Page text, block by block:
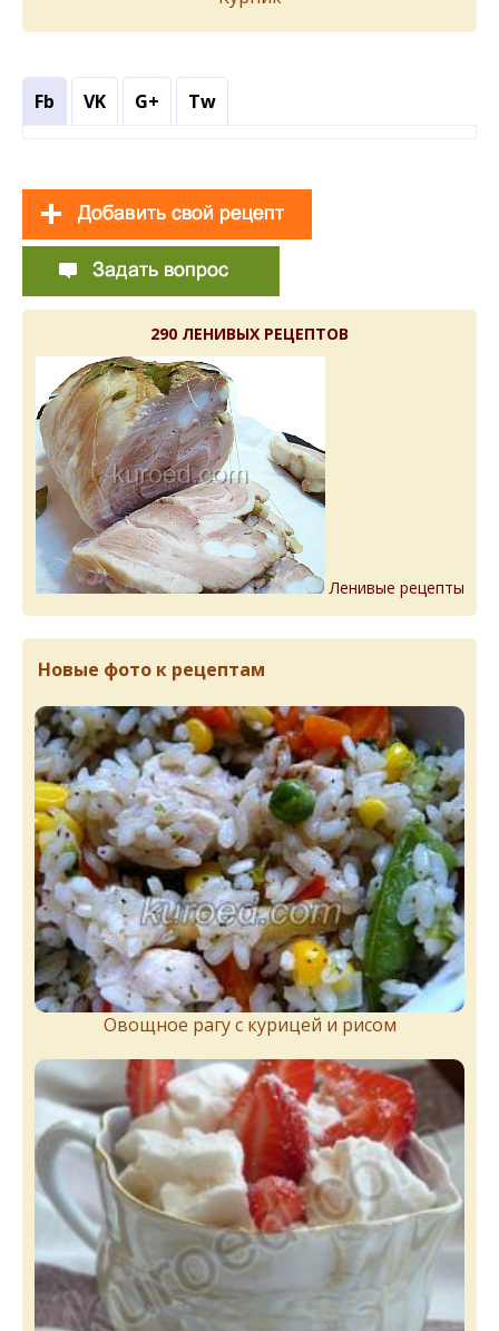
Fb VK G+ Tw
290 ЛЕНИВЫХ РЕЦЕПТОВ
Ленивые рецепты
Новые фото к рецептам
Овощное рагу с курицей и рисом